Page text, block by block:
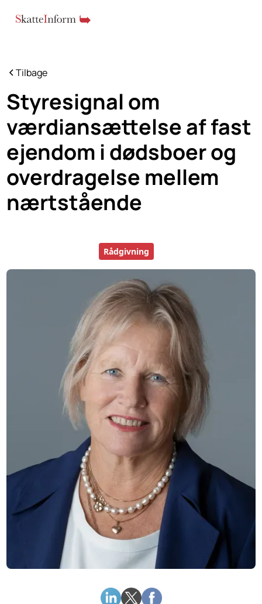
Tilbage
Styresignal om
værdiansættelse af fast
ejendom i dødsboer og
overdragelse mellem
nærtstående
Rådgivning